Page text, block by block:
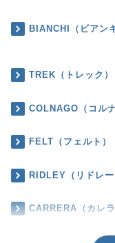
BIANCHI（ビアン
TREK（トレック）
COLNAGO（コルナ
FELT（フェルト）
RIDLEY（リドレー
CARRERA（カレラ